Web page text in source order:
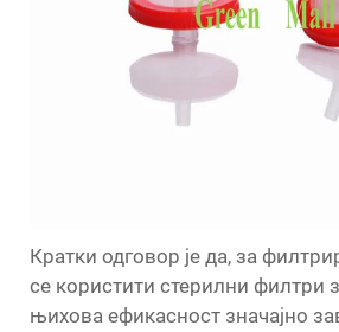
Кратки одговор је да, за
се користити стерилни филтри
њихова ефикасност значајно